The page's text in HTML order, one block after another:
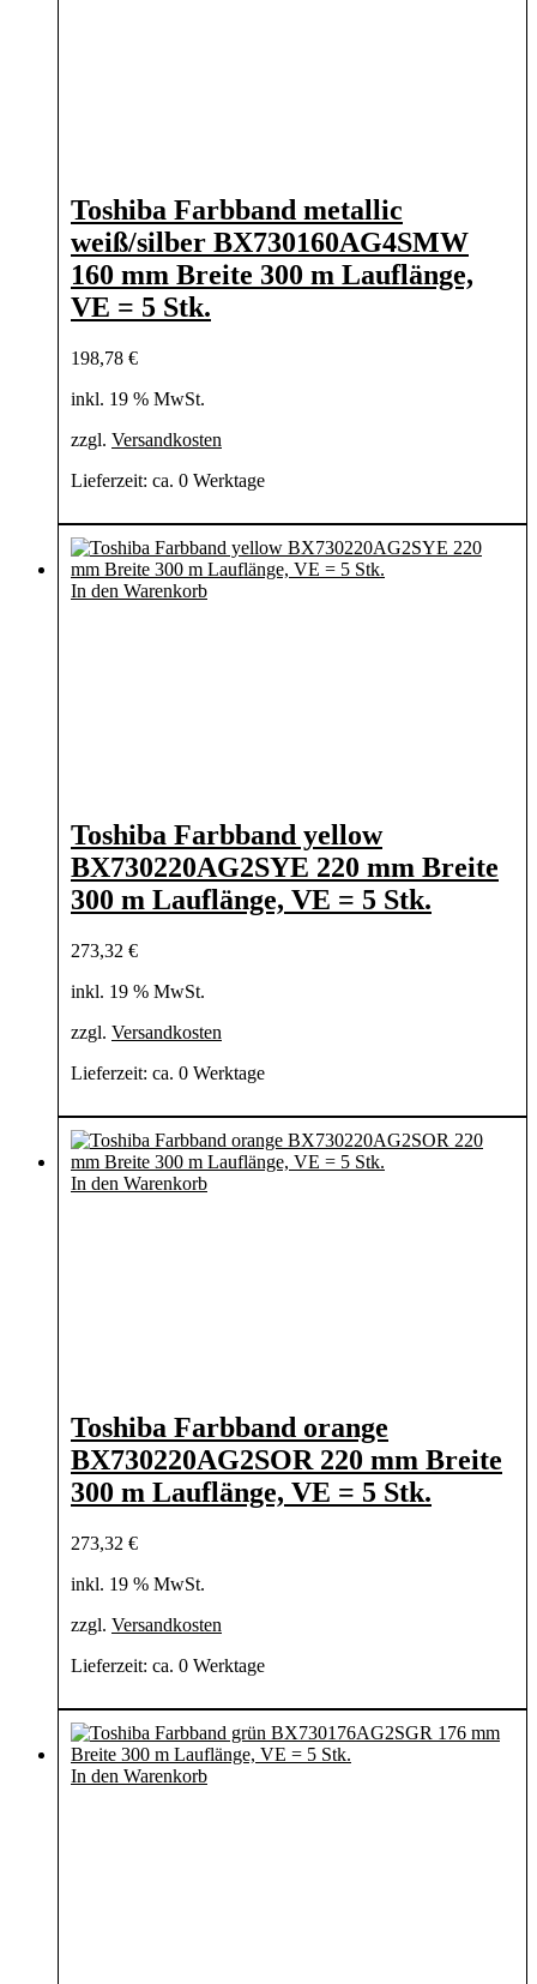
Toshiba Farbband metallic
weiß/silber BX730160AG4SMW
160 mm Breite 300 m Lauflänge,
VE = 5 Stk.
198,78 €
inkl. 19 % MwSt.
zzgl. Versandkosten
Lieferzeit: ca. 0 Werktage
In den Warenkorb
Toshiba Farbband yellow
BX730220AG2SYE 220 mm Breite
300 m Lauflänge, VE = 5 Stk.
273,32 €
inkl. 19 % MwSt.
zzgl. Versandkosten
Lieferzeit: ca. 0 Werktage
In den Warenkorb
Toshiba Farbband orange
BX730220AG2SOR 220 mm Breite
300 m Lauflänge, VE = 5 Stk.
273,32 €
inkl. 19 % MwSt.
zzgl. Versandkosten
Lieferzeit: ca. 0 Werktage
In den Warenkorb